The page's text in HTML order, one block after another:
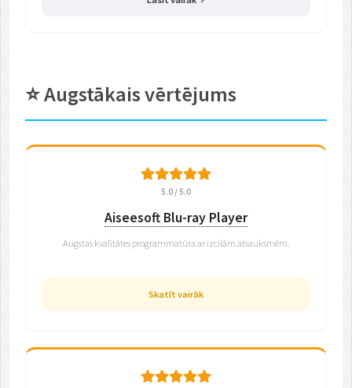
⭐ Augstākais vērtējums
5.0 / 5.0
Aiseesoft Blu-ray Player
Augstas kvalitātes programmatūra ar izcilām atsauksmēm.
Skatīt vairāk